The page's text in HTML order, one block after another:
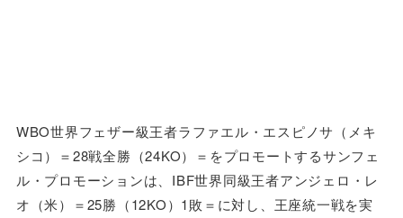
WBO世界フェザー級王者ラファエル・エスピノサ（メキ
シコ）＝28戦全勝（24KO）＝をプロモートするサンフェ
ル・プロモーションは、IBF世界同級王者アンジェロ・レ
オ（米）＝25勝（12KO）1敗＝に対し、王座統一戦を実